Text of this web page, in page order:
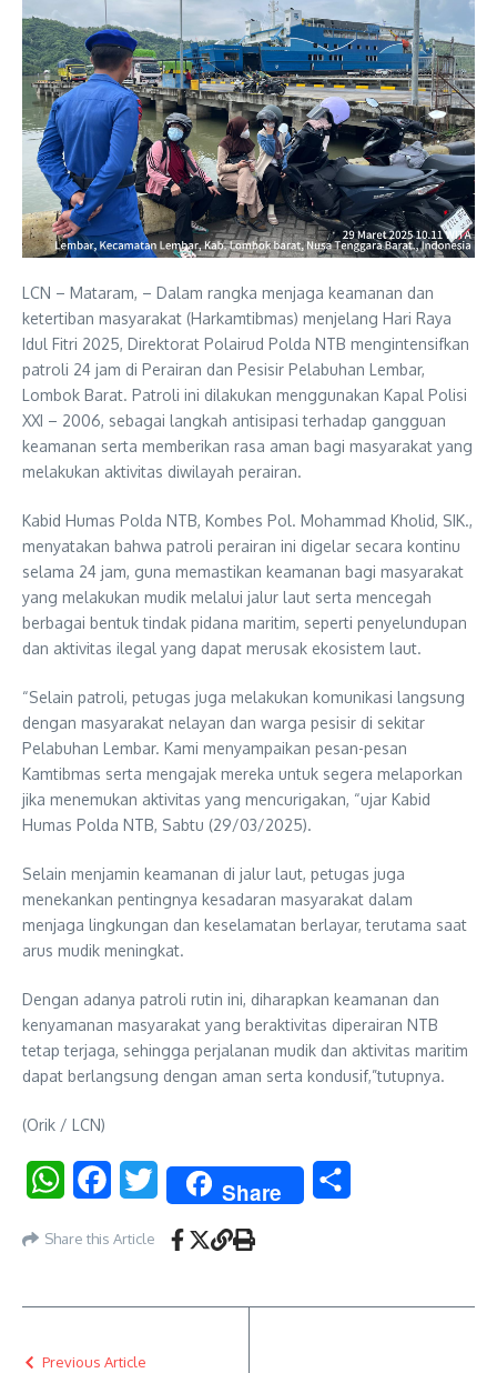
LCN – Mataram, – Dalam rangka menjaga keamanan dan
ketertiban masyarakat (Harkamtibmas) menjelang Hari Raya
Idul Fitri 2025, Direktorat Polairud Polda NTB mengintensifkan
patroli 24 jam di Perairan dan Pesisir Pelabuhan Lembar,
Lombok Barat. Patroli ini dilakukan menggunakan Kapal Polisi
XXI – 2006, sebagai langkah antisipasi terhadap gangguan
keamanan serta memberikan rasa aman bagi masyarakat yang
melakukan aktivitas diwilayah perairan.
Kabid Humas Polda NTB, Kombes Pol. Mohammad Kholid, SIK.,
menyatakan bahwa patroli perairan ini digelar secara kontinu
selama 24 jam, guna memastikan keamanan bagi masyarakat
yang melakukan mudik melalui jalur laut serta mencegah
berbagai bentuk tindak pidana maritim, seperti penyelundupan
dan aktivitas ilegal yang dapat merusak ekosistem laut.
“Selain patroli, petugas juga melakukan komunikasi langsung
dengan masyarakat nelayan dan warga pesisir di sekitar
Pelabuhan Lembar. Kami menyampaikan pesan-pesan
Kamtibmas serta mengajak mereka untuk segera melaporkan
jika menemukan aktivitas yang mencurigakan, “ujar Kabid
Humas Polda NTB, Sabtu (29/03/2025).
Selain menjamin keamanan di jalur laut, petugas juga
menekankan pentingnya kesadaran masyarakat dalam
menjaga lingkungan dan keselamatan berlayar, terutama saat
arus mudik meningkat.
Dengan adanya patroli rutin ini, diharapkan keamanan dan
kenyamanan masyarakat yang beraktivitas diperairan NTB
tetap terjaga, sehingga perjalanan mudik dan aktivitas maritim
dapat berlangsung dengan aman serta kondusif,”tutupnya.
(Orik / LCN)
WhatsAppFacebookTwitter Share
Share this Article
Previous Article